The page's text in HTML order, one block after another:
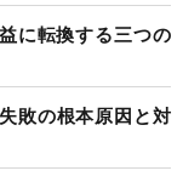
に転換する三つの
敗の根本原因と対